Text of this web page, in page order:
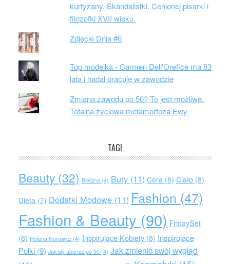
kurtyzany. Skandalistki. Cenionej pisarki i
filozofki XVII wieku.
Zdjęcie Dnia #6
Top modelka - Carmen Dell'Orefice ma 83
lata i nadal pracuje w zawodzie
Zmiana zawodu po 50? To jest możliwe.
Totalna życiowa metamorfoza Ewy.
TAGI
Beauty(32) Bielizna(4) Buty(11) Cera(8) Ciało(8)
Dieta(7) Dodatki Modowe(11) Fashion (47)
Fashion & Beauty (90) FridaySet
(8) Helena Norowicz(4) Inspirujące Kobiety(8) Inspirujące
Polki(9) Jak się ubierać po 50(4) Jak zmienić swój wygląd